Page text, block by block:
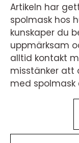
Artikeln har
spolmask hos
kunskaper du
uppmärksam
alltid kontakt
misstänker att
med spolmask